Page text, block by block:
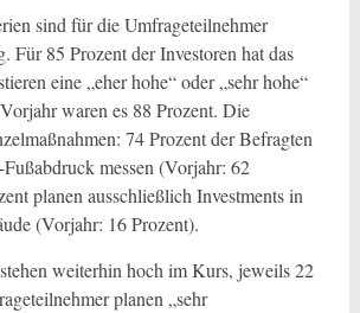
sind für die Umfrageteilnehmer
Für 85 Prozent der Investoren hat das
eine „eher hohe“ oder „sehr hohe“
waren es 88 Prozent. Die
74 Prozent der Befragten
messen (Vorjahr: 62
planen ausschließlich Investments in
(Vorjahr: 16 Prozent).
weiterhin hoch im Kurs, jeweils 22
planen „sehr